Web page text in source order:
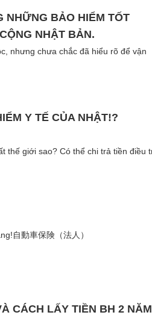
NHỮNG BẢO HIỂM TỐT
NHẬT BẢN.
nhưng chưa chắc đã hiểu rõ để vận
Y TẾ CỦA NHẬT!?
tiền điều trị
自動車保険（法人）
CÁCH LẤY TIỀN BH 2 NĂM